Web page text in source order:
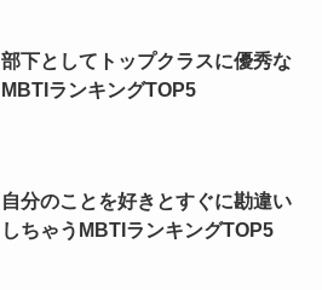
部下としてトップクラスに優秀な
MBTIランキングTOP5
自分のことを好きとすぐに勘違い
しちゃうMBTIランキングTOP5